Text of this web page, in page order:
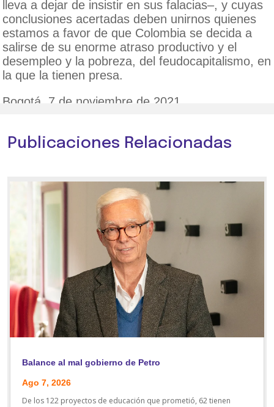
lleva a dejar de insistir en sus falacias–, y cuyas
conclusiones acertadas deben unirnos quienes
estamos a favor de que Colombia se decida a
salirse de su enorme atraso productivo y el
desempleo y la pobreza, del feudocapitalismo, en
la que la tienen presa.
Bogotá, 7 de noviembre de 2021.
Publicaciones Relacionadas
Balance al mal gobierno de Petro
Ago 7, 2026
De los 122 proyectos de educación que prometió, 62 tienen